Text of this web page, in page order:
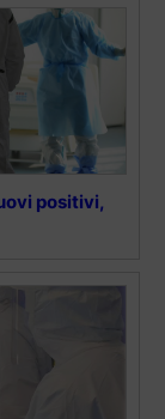
positivi,